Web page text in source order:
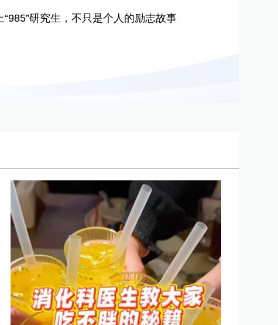
“985”研究生，不只是个人的励志故事